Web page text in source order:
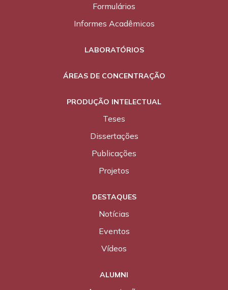
Formulários
Informes Acadêmicos
LABORATÓRIOS
ÁREAS DE CONCENTRAÇÃO
PRODUÇÃO INTELECTUAL
Teses
Dissertações
Publicações
Projetos
DESTAQUES
Notícias
Eventos
Vídeos
ALUMNI